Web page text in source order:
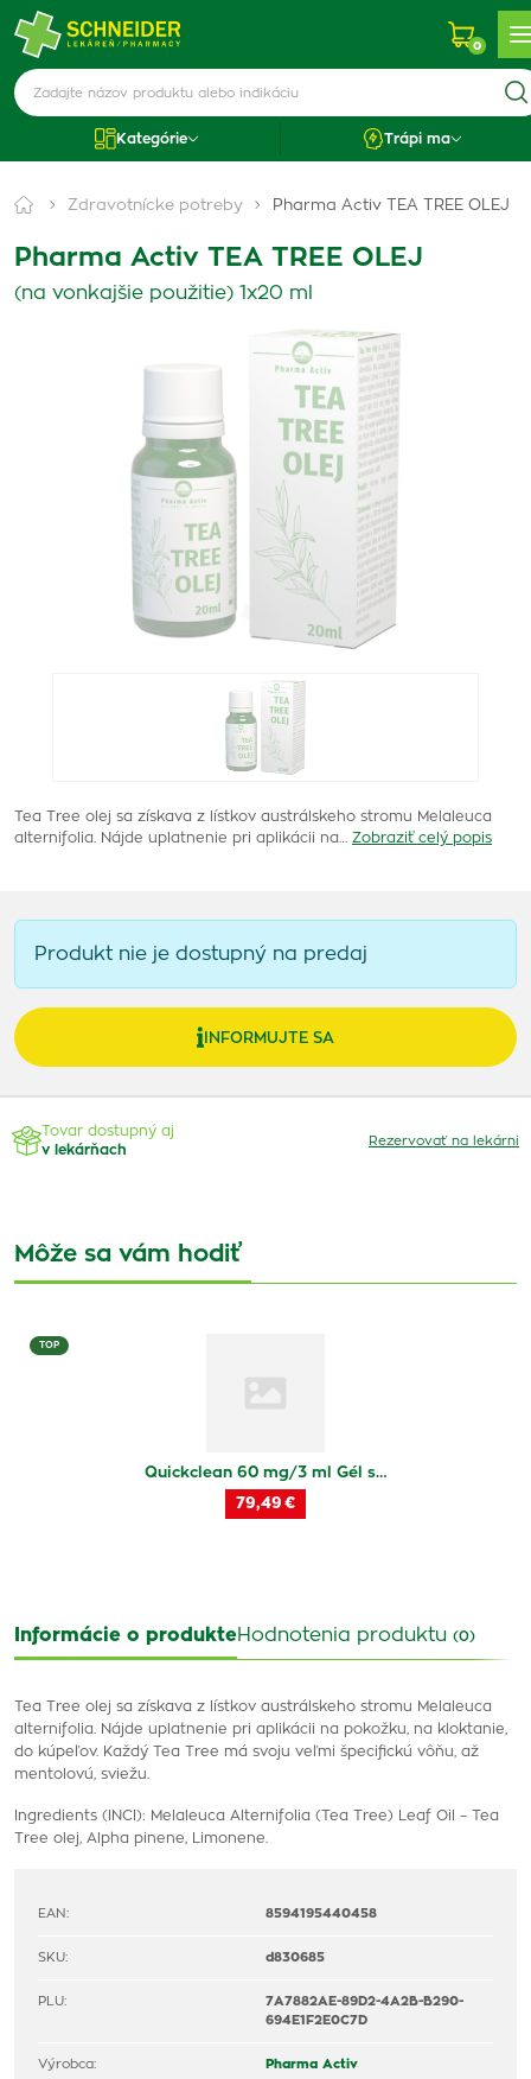
0
Kategórie Trápi ma
Zdravotnícke potreby Pharma Activ TEA TREE OLEJ
Pharma Activ TEA TREE OLEJ
(na vonkajšie použitie) 1x20 ml
Tea Tree olej sa získava z lístkov austrálskeho stromu Melaleuca
alternifolia. Nájde uplatnenie pri aplikácii na…
Zobraziť celý popis
Produkt nie je dostupný na predaj
INFORMUJTE SA
Tovar dostupný aj
v lekárňach
Rezervovať na lekárni
Môže sa vám hodiť
TOP
Quickclean 60 mg/3 ml Gél s…
79,49 €
Informácie o produkteHodnotenia produktu (0)
Tea Tree olej sa získava z lístkov austrálskeho stromu Melaleuca
alternifolia. Nájde uplatnenie pri aplikácii na pokožku, na kloktanie,
do kúpeľov. Každý Tea Tree má svoju veľmi špecifickú vôňu, až
mentolovú, sviežu.
Ingredients (INCI): Melaleuca Alternifolia (Tea Tree) Leaf Oil – Tea
Tree olej, Alpha pinene, Limonene.
EAN: 8594195440458
SKU: d830685
PLU:
7A7882AE-89D2-4A2B-B290-
694E1F2E0C7D
Výrobca: Pharma Activ